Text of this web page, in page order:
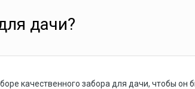
дачи?
качественного забора для дачи, чтобы